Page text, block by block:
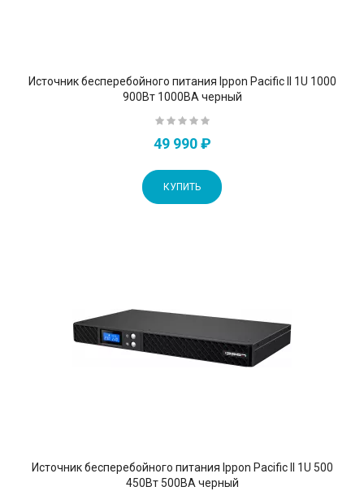
Источник бесперебойного питания Ippon Pacific II 1U 1000
900Вт 1000ВА черный
49 990 ₽
КУПИТЬ
Источник бесперебойного питания Ippon Pacific II 1U 500
450Вт 500ВА черный